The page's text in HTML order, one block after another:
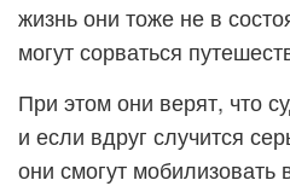
жизнь они тоже не в
могут сорваться
При этом они верят, что
и если вдруг случится
они смогут мобилизовать